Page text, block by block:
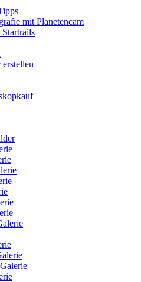
mit Planetencam
Startrails